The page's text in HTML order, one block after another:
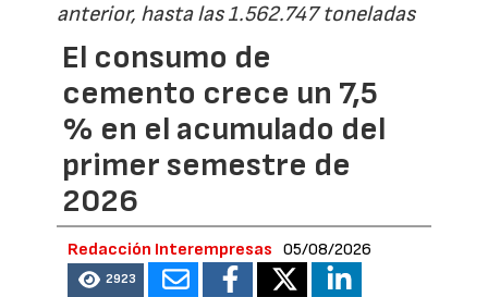
anterior, hasta las 1.562.747 toneladas
El consumo de
cemento crece un 7,5
% en el acumulado del
primer semestre de
2026
Redacción Interempresas 05/08/2026
2923